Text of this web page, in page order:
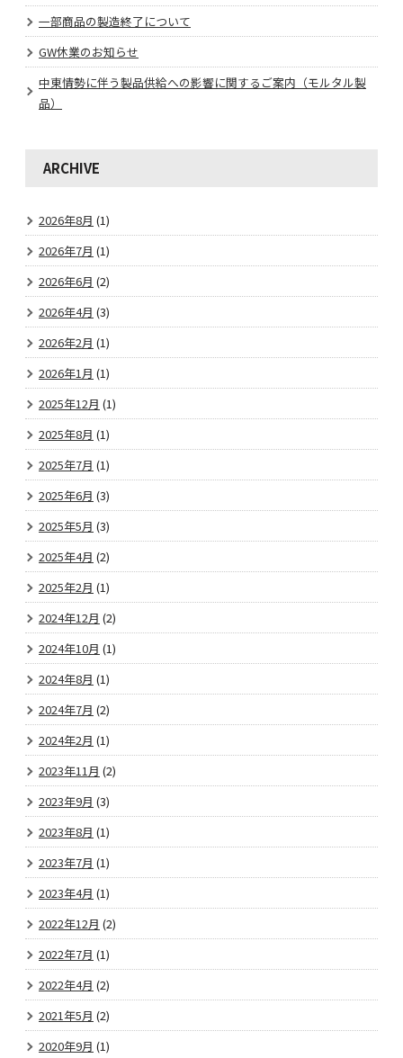
一部商品の製造終了について
GW休業のお知らせ
中東情勢に伴う製品供給への影響に関するご案内（モルタル製
品）
ARCHIVE
2026年8月 (1)
2026年7月 (1)
2026年6月 (2)
2026年4月 (3)
2026年2月 (1)
2026年1月 (1)
2025年12月 (1)
2025年8月 (1)
2025年7月 (1)
2025年6月 (3)
2025年5月 (3)
2025年4月 (2)
2025年2月 (1)
2024年12月 (2)
2024年10月 (1)
2024年8月 (1)
2024年7月 (2)
2024年2月 (1)
2023年11月 (2)
2023年9月 (3)
2023年8月 (1)
2023年7月 (1)
2023年4月 (1)
2022年12月 (2)
2022年7月 (1)
2022年4月 (2)
2021年5月 (2)
2020年9月 (1)